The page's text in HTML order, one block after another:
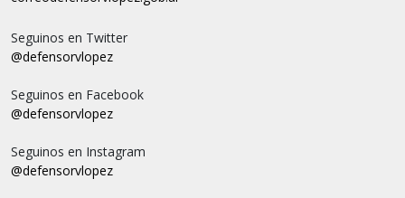
Seguinos en Twitter
@defensorvlopez
Seguinos en Facebook
@defensorvlopez
Seguinos en Instagram
@defensorvlopez